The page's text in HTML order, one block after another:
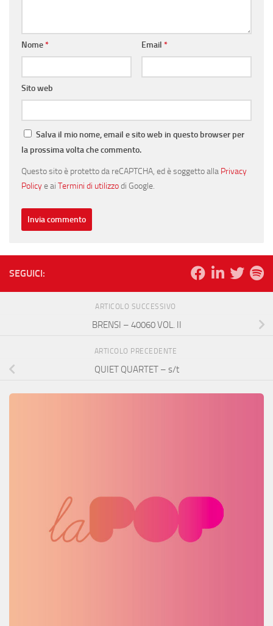
Nome* Email *
Sito web
Salva il mio nome, email e sito web in questo browser per
la prossima volta che commento.
Questo sito è protetto da reCAPTCHA, ed è soggetto alla Privacy
Policye ai Termini di utilizzodi Google.
SEGUICI:
ARTICOLO SUCCESSIVO
BRENSI – 40060 VOL. II
ARTICOLO PRECEDENTE
QUIET QUARTET – s/t